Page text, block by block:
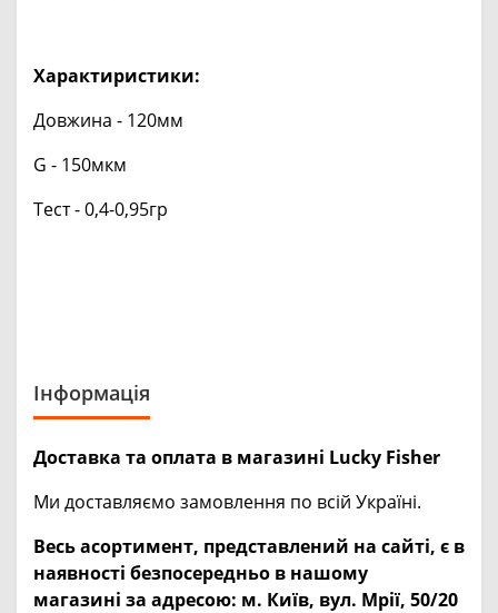
Характиристики:
Довжина - 120мм
G - 150мкм
Тест - 0,4-0,95гр
Інформація
Доставка та оплата в магазині Lucky Fisher
Ми доставляємо замовлення по всій Україні.
Весь асортимент, представлений на сайті, є в
наявності безпосередньо в нашому
магазині за адресою: м. Київ, вул. Мрії, 50/20